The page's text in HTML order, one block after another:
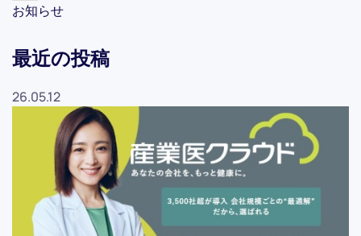
お知らせ
最近の投稿
26.05.12